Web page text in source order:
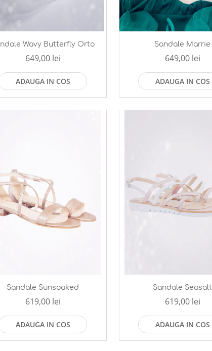
Wavy Butterfly Orto
649,00 lei
ADAUGA IN COS
Sandale Marrie
649,00 lei
ADAUGA IN COS
Sandale Sunsoaked
619,00 lei
ADAUGA IN COS
Sandale Seasalt
619,00 lei
ADAUGA IN COS